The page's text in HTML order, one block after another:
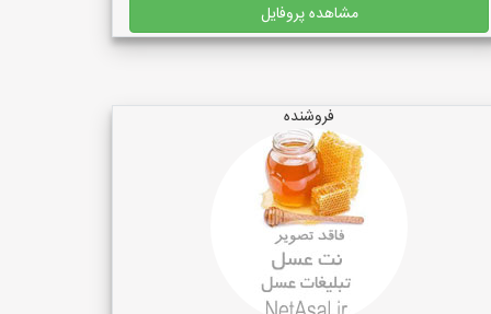
مشاهده پروفایل
فروشنده